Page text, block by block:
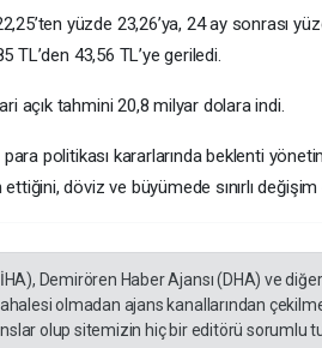
yüzde 23,26’ya, 24 ay sonrası
TL’den 43,56 TL’ye geriledi.
açık tahmini 20,8 milyar dolara indi.
politikası kararlarında beklenti
döviz ve büyümede sınırlı
Demirören Haber Ajansı (DHA) ve
olmadan ajans kanallarından
olup sitemizin hiç bir editörü sorumlu